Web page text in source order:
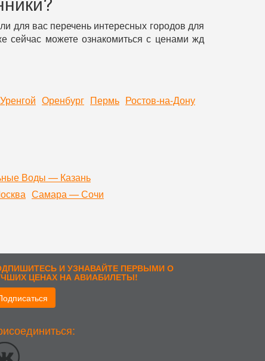
для вас перечень интересных городов для
сейчас можете ознакомиться с ценами жд
Оренбург Пермь Ростов-на-Дону
Воды — Казань
Самара — Сочи
И УЗНАВАЙТЕ ПЕРВЫМИ О
ЦЕНАХ НА АВИАБИЛЕТЫ!
тип и версия ОС; тип и версия Браузера; тип